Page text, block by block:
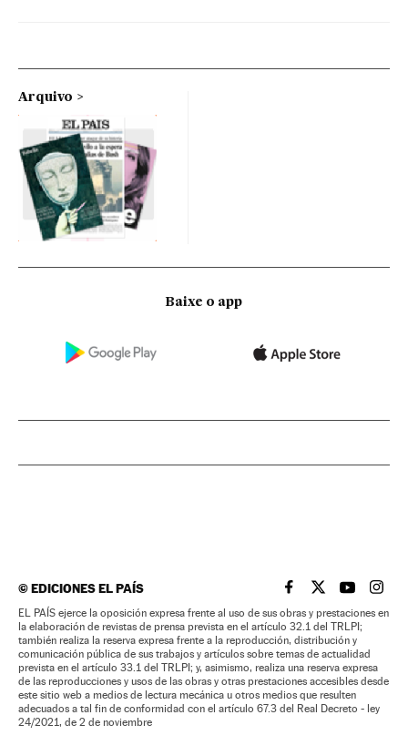
Arquivo
Baixe o app
©EDICIONES EL PAÍS EL PAÍS BRASIL EN
EL PAÍSEL PAÍS
EL
EL PAÍS ejerce la oposición expresa frente al uso de sus obras y prestaciones en
la elaboración de revistas de prensa prevista en el artículo 32.1 del TRLPI;
también realiza la reserva expresa frente a la reproducción, distribución y
comunicación pública de sus trabajos y artículos sobre temas de actualidad
prevista en el artículo 33.1 del TRLPI; y, asimismo, realiza una reserva expresa
de las reproducciones y usos de las obras y otras prestaciones accesibles desde
este sitio web a medios de lectura mecánica u otros medios que resulten
adecuados a tal fin de conformidad con el artículo 67.3 del Real Decreto - ley
24/2021, de 2 de noviembre